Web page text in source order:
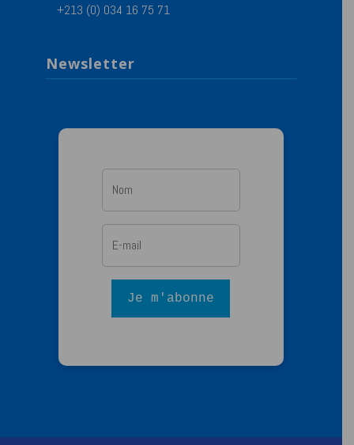
+213 (0) 034 16 75 71
Newsletter
Je m'abonne